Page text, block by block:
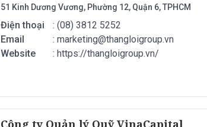
51 Kinh Dương Vương, Phường 12, Quận 6, TPHCM
Điện thoại
: (08) 3812 5252
Email
:marketing@thangloigroup.vn
Website
: https://thangloigroup.vn/
Công ty Quản lý Quỹ VinaCapital